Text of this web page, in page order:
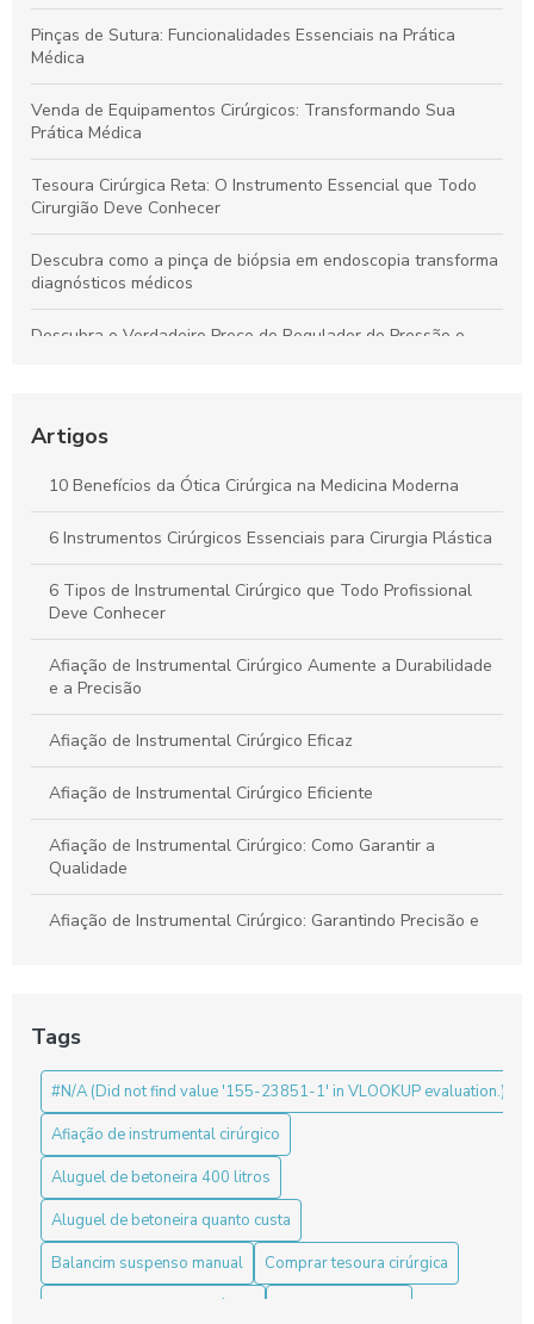
Pinças de Sutura: Funcionalidades Essenciais na Prática
Médica
Venda de Equipamentos Cirúrgicos: Transformando Sua
Prática Médica
Tesoura Cirúrgica Reta: O Instrumento Essencial que Todo
Cirurgião Deve Conhecer
Descubra como a pinça de biópsia em endoscopia transforma
diagnósticos médicos
Descubra o Verdadeiro Preço do Regulador de Pressão e
procedimentos cirúrgicos
Descubra o Verdadeiro Preço da Tesoura Cirúrgica e Como
Escolher a Ideal
Kit Instrumental Cirúrgico: Tudo que Você Precisa Saber para
a Escolha Certa
Artigos
10 Benefícios da Ótica Cirúrgica na Medicina Moderna
6 Instrumentos Cirúrgicos Essenciais para Cirurgia Plástica
6 Tipos de Instrumental Cirúrgico que Todo Profissional
Deve Conhecer
Afiação de Instrumental Cirúrgico Aumente a Durabilidade
e a Precisão
Afiação de Instrumental Cirúrgico Eficaz
Afiação de Instrumental Cirúrgico Eficiente
Afiação de Instrumental Cirúrgico: Como Garantir a
Qualidade
Afiação de Instrumental Cirúrgico: Garantindo Precisão e
Benefícios da Pinça de Artroscopia
Benefícios do Ressectoscópio Bipolar para Cirurgias
Box para banheiro sanfonado: a solução prática e elegante
para otimizar seu espaço
Como a Ótica de Videocirurgia Revoluciona os
Procedimentos Médicos
Como a Ótica de Videocirurgia Revoluciona Procedimentos
Tags
#N/A (Did not find value '155-23851-1' in VLOOKUP evaluation.)
Afiação de instrumental cirúrgico
Aluguel de betoneira 400 litros
Aluguel de betoneira quanto custa
Balancim suspenso manual
Comprar tesoura cirúrgica